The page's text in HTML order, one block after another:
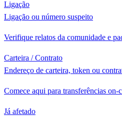
Ligação
Ligação ou número suspeito
Verifique relatos da comunidade e
Carteira / Contrato
Endereço de carteira, token ou
Comece aqui para transferências on-
Já afetado